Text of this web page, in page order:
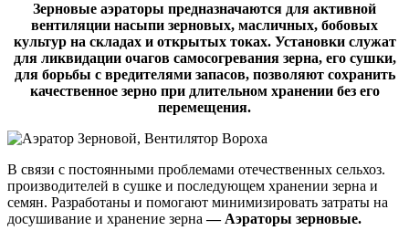
Зерновые аэраторы предназначаются для активной
вентиляции насыпи зерновых, масличных, бобовых
культур на складах и открытых токах. Установки служат
для ликвидации очагов самосогревания зерна, его сушки,
для борьбы с вредителями запасов, позволяют сохранить
качественное зерно при длительном хранении без его
перемещения.
В связи с постоянными проблемами отечественных сельхоз.
производителей в сушке и последующем хранении зерна и
семян. Разработаны и помогают минимизировать затраты на
досушивание и хранение зерна— Аэраторы зерновые.